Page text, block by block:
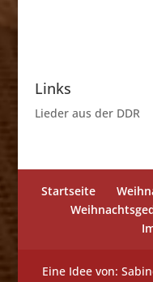
Links
Lieder aus der DDR
Startseite
Eine Idee von: